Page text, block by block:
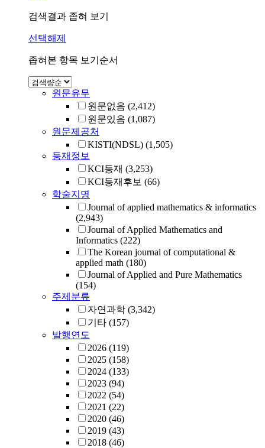
검색결과 좁혀 보기
선택해제
좁혀본 항목 보기순서
원문유무
원문없음 (2,412)
원문있음 (1,087)
원문제공처
KISTI(NDSL) (1,505)
등재정보
KCI등재 (3,253)
KCI등재후보 (66)
학술지명
Journal of applied mathematics & informatics
(2,943)
Journal of Applied Mathematics and
Informatics (222)
The Korean journal of computational &
applied math (180)
Journal of Applied and Pure Mathematics
(154)
주제분류
자연과학 (3,342)
기타 (157)
발행연도
2026 (119)
2025 (158)
2024 (133)
2023 (94)
2022 (54)
2021 (22)
2020 (46)
2019 (43)
2018 (46)